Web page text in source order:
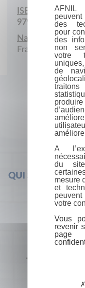
ISBN :
979-10-415-
Nationalité :
France
QUI SOMMES-
+33 (0) 1 44
AFNIL
peuvent
des
pour
des
non
votre
de
A
du
mesure
et
votre
Vous
revenir
page